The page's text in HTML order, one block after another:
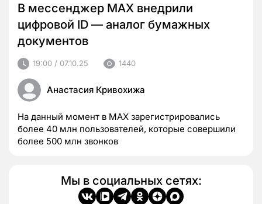
В мессенджер МАХ внедрили
цифровой ID — аналог бумажных
документов
19:00 / 07.10.25 1440
Анастасия Кривохижа
На данный момент в МАХ зарегистрировались
более 40 млн пользователей, которые совершили
более 500 млн звонков
Мы в социальных сетях: